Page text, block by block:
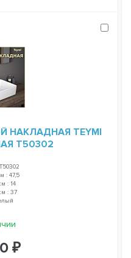
НАКЛАДНАЯ TEYMI
T50302
: 47,5
: 14
: 37
₽